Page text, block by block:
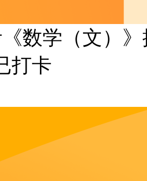
数学（文）
打卡